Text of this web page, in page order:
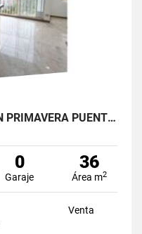
SE VENDE APARTAMENTO EN PRIMAVERA PUENTE ARANDA
0
Garaje
36
Área m2
Venta